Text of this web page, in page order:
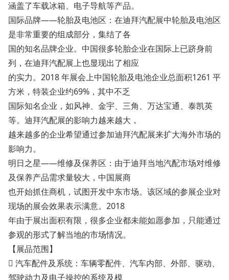
涵盖了车载冰箱、电子导航等产品。
国际品牌——轮胎及电池区：在迪拜汽配展中轮胎及电池区
是非常重要的组成部分，集结了各
国的知名品牌企业。中国很多轮胎企业在国际上已跻身前
列，在迪拜汽配展上也显现出了相应
的实力。2018 年展会上中国轮胎及电池企业总面积1261 平
方米，特装企业约69%，其中不乏
国际知名企业，如风神、金宇、三角、万达宝通、泰凯英
等。迪拜汽配展的影响力越来越大，
越来越多的企业希望通过参加迪拜汽配展来扩大海外市场的
影响力。
明日之星——维修及保养区：由于迪拜当地汽配市场对维修
及保养产品需求量较大，中国展商
也开始抓住商机，试图开发中东市场。该区域的参展企业对
现场的展会效果表示满意。2018
年由于展出面积有限，很多企业都未能如愿参加，只能通过
参观的形式了解当地的市场情况。
【展品范围】
 汽车配件及系统：车辆零配件、汽车内部、外部、驱动、
驾驶动力及电子操控的系统及模